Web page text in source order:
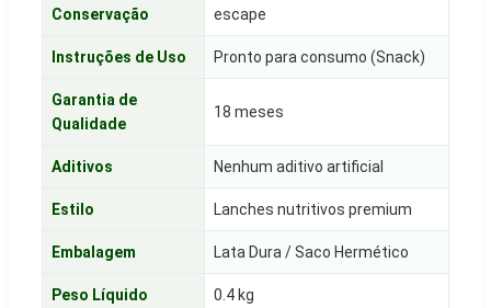
Conservação
escape
Instruções de Uso Pronto para consumo (Snack)
Garantia de
Qualidade
18 meses
Aditivos Nenhum aditivo artificial
Estilo Lanches nutritivos premium
Embalagem Lata Dura / Saco Hermético
Peso Líquido 0.4 kg